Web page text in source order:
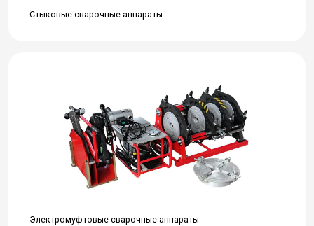
Стыковые сварочные аппараты
Электромуфтовые сварочные аппараты